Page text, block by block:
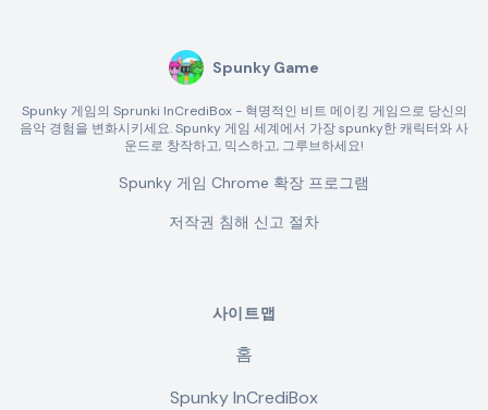
Spunky Game
Spunky 게임의 Sprunki InCrediBox - 혁명적인 비트 메이킹 게임으로 당신의
음악 경험을 변화시키세요. Spunky 게임 세계에서 가장 spunky한 캐릭터와 사
운드로 창작하고, 믹스하고, 그루브하세요!
Spunky 게임 Chrome 확장 프로그램
저작권 침해 신고 절차
사이트맵
홈
Spunky InCrediBox